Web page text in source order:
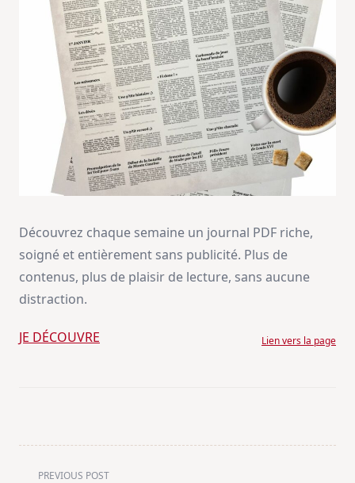
Découvrez chaque semaine un journal PDF riche,
soigné et entièrement sans publicité. Plus de
contenus, plus de plaisir de lecture, sans aucune
distraction.
JE DÉCOUVRE Lien vers la page
<spanPREVIOUS POST